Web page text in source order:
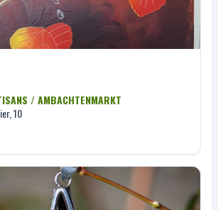
/ AMBACHTENMARKT
10